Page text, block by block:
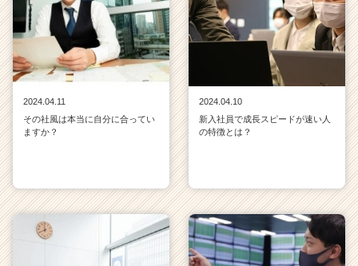
2024.04.11
その社風は本当に自分に合ってい
ますか？
2024.04.10
新入社員で成長スピードが速い人
の特徴とは？